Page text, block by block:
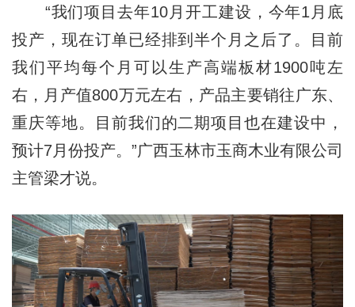
“我们项目去年10月开工建设，今年1月底
投产，现在订单已经排到半个月之后了。目前
我们平均每个月可以生产高端板材1900吨左
右，月产值800万元左右，产品主要销往广东、
重庆等地。目前我们的二期项目也在建设中，
预计7月份投产。”广西玉林市玉商木业有限公司
主管梁才说。